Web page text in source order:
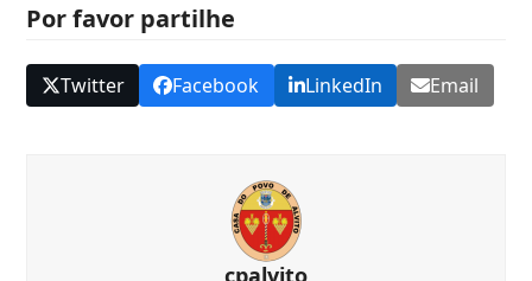
Por favor partilhe
Twitter Facebook LinkedIn Email
cpalvito